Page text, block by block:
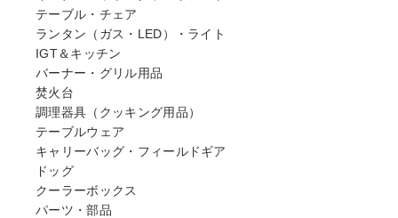
テーブル・チェア
ランタン（ガス・LED）・ライト
IGT＆キッチン
バーナー・グリル用品
焚火台
調理器具（クッキング用品）
テーブルウェア
キャリーバッグ・フィールドギア
ドッグ
クーラーボックス
パーツ・部品